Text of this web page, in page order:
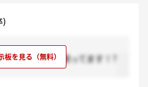
)
結果である事願ってます！?